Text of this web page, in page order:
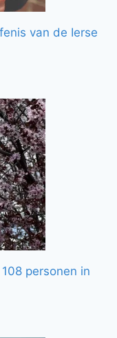
van de Ierse
personen in